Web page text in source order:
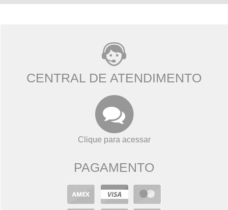
CENTRAL DE ATENDIMENTO
Clique para acessar
PAGAMENTO